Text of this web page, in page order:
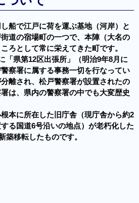
船で江戸に荷を運ぶ基地（河岸）と
道の宿場町の一つで、本陣（大名の
ろとして常に栄えてきた町です。
「県第12区出張所」（明治9年8月に
察署に属する事務一切を行なってい
離され、松戸警察署が設置されたの
は、県内の警察署の中でも大変歴史
本に所在した旧庁舎（現庁舎から約2
る国道6号沿いの地点）が老朽化した
築移転したものです。